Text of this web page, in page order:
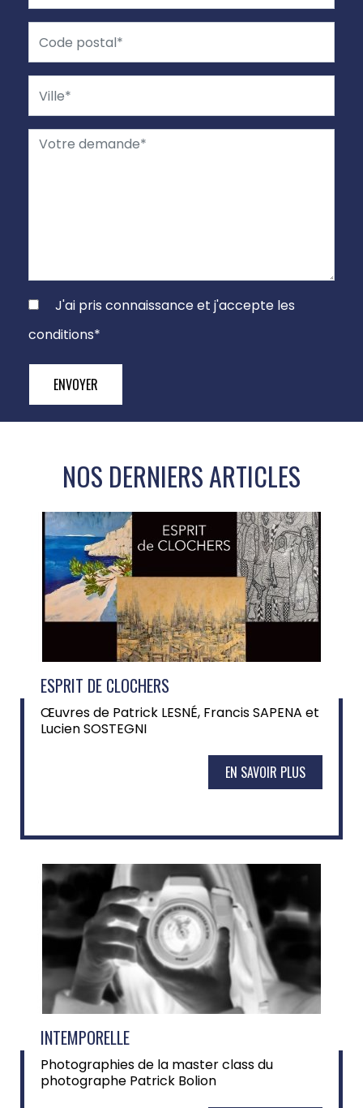
J'ai pris connaissance et j'accepte les
conditions*
ENVOYER
NOS DERNIERS ARTICLES
ESPRIT DE CLOCHERS
Œuvres de Patrick LESNÉ, Francis SAPENA et
Lucien SOSTEGNI
EN SAVOIR PLUS
INTEMPORELLE
Photographies de la master class du
photographe Patrick Bolion